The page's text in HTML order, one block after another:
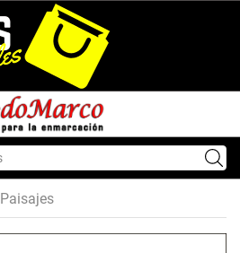
input
Paisajes